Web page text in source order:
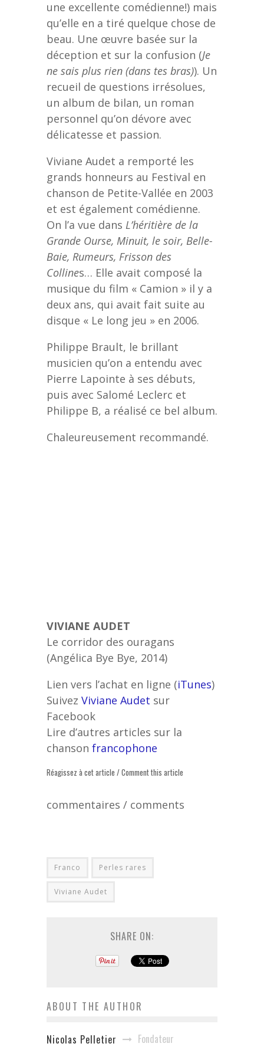
une excellente comédienne!) mais
qu’elle en a tiré quelque chose de
beau. Une œuvre basée sur la
déception et sur la confusion (Je
ne sais plus rien (dans tes bras)). Un
recueil de questions irrésolues,
un album de bilan, un roman
personnel qu’on dévore avec
délicatesse et passion.
Viviane Audet a remporté les
grands honneurs au Festival en
chanson de Petite-Vallée en 2003
et est également comédienne.
On l’a vue dans L’héritière de la
Grande Ourse, Minuit, le soir, Belle-
Baie, Rumeurs, Frisson des
Collines… Elle avait composé la
musique du film « Camion » il y a
deux ans, qui avait fait suite au
disque « Le long jeu » en 2006.
Philippe Brault, le brillant
musicien qu’on a entendu avec
Pierre Lapointe à ses débuts,
puis avec Salomé Leclerc et
Philippe B, a réalisé ce bel album.
Chaleureusement recommandé.
VIVIANE AUDET
Le corridor des ouragans
(Angélica Bye Bye, 2014)
Lien vers l’achat en ligne (iTunes)
Suivez Viviane Audet sur
Facebook
Lire d’autres articles sur la
chanson francophone
Réagissez à cet article / Comment this article
commentaires / comments
Franco Perles rares
Viviane Audet
SHARE ON:
ABOUT THE AUTHOR
Nicolas Pelletier Fondateur